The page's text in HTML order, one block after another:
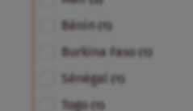
Bénin
Burkina Faso
Sénégal
Togo